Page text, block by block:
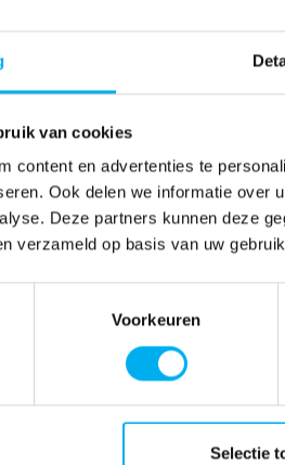
van cookies
content en advertenties te
Ook delen we informatie over
Deze partners kunnen deze
verzameld op basis van uw
Voorkeuren
Selectie